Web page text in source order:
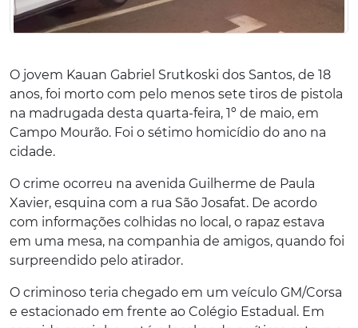
O jovem Kauan Gabriel Srutkoski dos Santos, de 18
anos, foi morto com pelo menos sete tiros de pistola
na madrugada desta quarta-feira, 1º de maio, em
Campo Mourão. Foi o sétimo homicídio do ano na
cidade.
O crime ocorreu na avenida Guilherme de Paula
Xavier, esquina com a rua São Josafat. De acordo
com informações colhidas no local, o rapaz estava
em uma mesa, na companhia de amigos, quando foi
surpreendido pelo atirador.
O criminoso teria chegado em um veículo GM/Corsa
e estacionado em frente ao Colégio Estadual. Em